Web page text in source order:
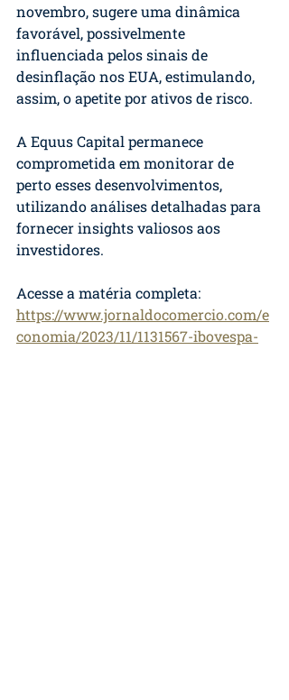
novembro, sugere uma dinâmica
favorável, possivelmente
influenciada pelos sinais de
desinflação nos EUA, estimulando,
assim, o apetite por ativos de risco.
A Equus Capital permanece
comprometida em monitorar de
perto esses desenvolvimentos,
utilizando análises detalhadas para
fornecer insights valiosos aos
investidores.
Acesse a matéria completa:
https://www.jornaldocomercio.com/e
conomia/2023/11/1131567-ibovespa-